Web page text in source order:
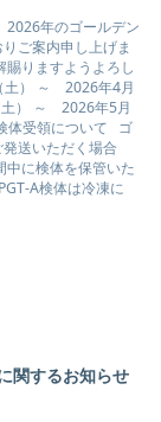
2026年のゴールデン
ご案内申し上げま
りますようよろし
土） ～ 2026年4月
土） ～ 2026年5月
体受領について ゴ
送いただく場合
中に検体を保管いた
A検体は冷凍に
関するお知らせ